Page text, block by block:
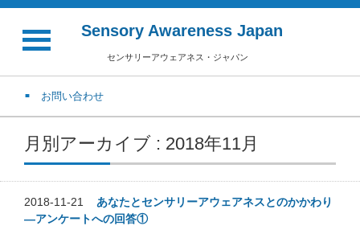
Sensory Awareness Japan
センサリーアウェアネス・ジャパン
お問い合わせ
月別アーカイブ : 2018年11月
2018-11-21 あなたとセンサリーアウェアネスとのかかわり
—アンケートへの回答①